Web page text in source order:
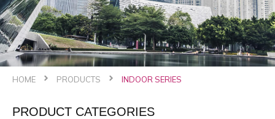
HOME PRODUCTS INDOOR SERIES
PRODUCT CATEGORIES